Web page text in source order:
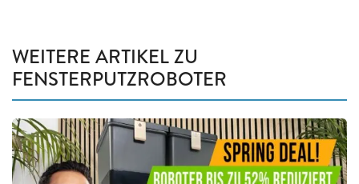
WEITERE ARTIKEL ZU
FENSTERPUTZROBOTER